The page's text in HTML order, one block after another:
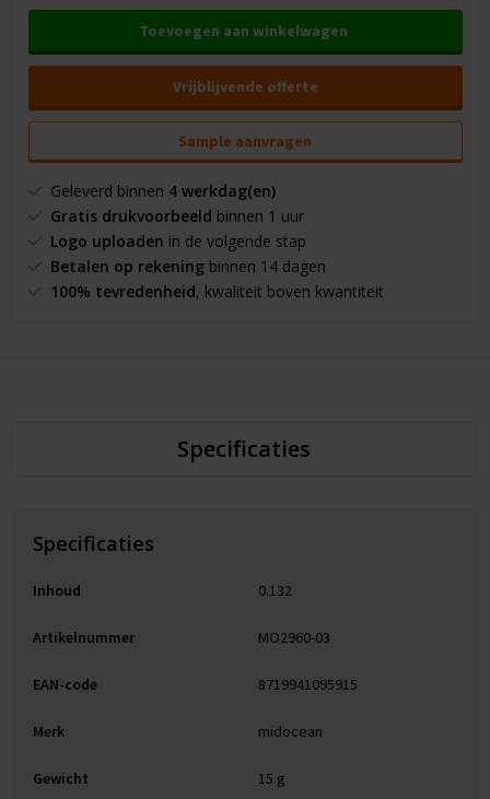
Toevoegen aan winkelwagen
Vrijblijvende offerte
Sample aanvragen
Geleverd binnen 4 werkdag(en)
Gratis drukvoorbeeld binnen 1 uur
Logo uploaden in de volgende stap
Betalen op rekeningbinnen 14 dagen
100% tevredenheid, kwaliteit boven kwantiteit
Specificaties
Specificaties
Inhoud 0.132
Artikelnummer MO2960-03
EAN-code 8719941095915
Merk midocean
Gewicht 15 g